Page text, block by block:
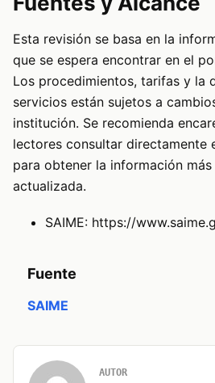
Esta revisión se basa en la
que se espera encontrar en el
Los procedimientos, tarifas y la
servicios están sujetos a
institución. Se recomienda
lectores consultar directamente
para obtener la información
actualizada.
SAIME: https://
Fuente
SAIME
AUTOR